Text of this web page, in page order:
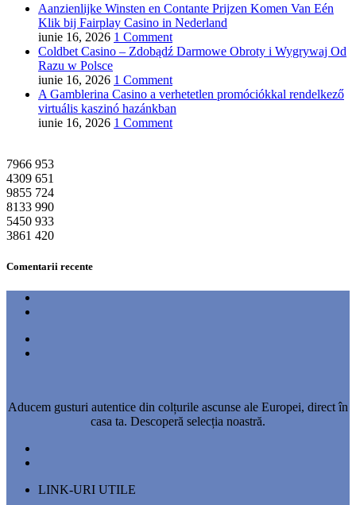
Aanzienlijke Winsten en Contante Prijzen Komen Van Eén
Klik bij Fairplay Casino in Nederland
iunie 16, 2026 1 Comment
Coldbet Casino – Zdobądź Darmowe Obroty i Wygrywaj Od
Razu w Polsce
iunie 16, 2026 1 Comment
A Gamblerina Casino a verhetetlen promóciókkal rendelkező
virtuális kaszinó hazánkban
iunie 16, 2026 1 Comment
7966 953
4309 651
9855 724
8133 990
5450 933
3861 420
Comentarii recente
Aducem gusturi autentice din colțurile ascunse ale Europei, direct în
casa ta. Descoperă selecția noastră.
LINK-URI UTILE